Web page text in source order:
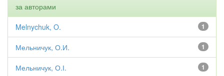
за авторами
1
Melnychuk, O.
1
Мельничук, О.И.
1
Мельничук, О.І.